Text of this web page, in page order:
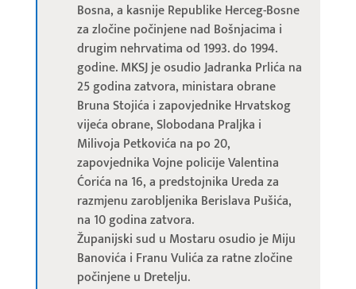
Bosna, a kasnije Republike Herceg-Bosne
za zločine počinjene nad Bošnjacima i
drugim nehrvatima od 1993. do 1994.
godine. MKSJ je osudio Jadranka Prlića na
25 godina zatvora, ministara obrane
Bruna Stojića i zapovjednike Hrvatskog
vijeća obrane, Slobodana Praljka i
Milivoja Petkovića na po 20,
zapovjednika Vojne policije Valentina
Ćorića na 16, a predstojnika Ureda za
razmjenu zarobljenika Berislava Pušića,
na 10 godina zatvora.
Županijski sud u Mostaru osudio je Miju
Banovića i Franu Vulića za ratne zločine
počinjene u Dretelju.